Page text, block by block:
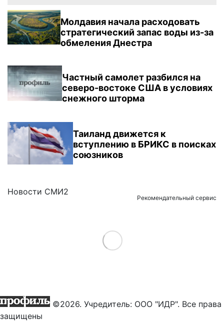
Молдавия начала расходовать
стратегический запас воды из-за
обмеления Днестра
Частный самолет разбился на
северо-востоке США в условиях
снежного шторма
Таиланд движется к
вступлению в БРИКС в поисках
союзников
Новости СМИ2
Рекомендательный сервис
Load More
©2026. Учредитель: ООО "ИДР". Все права
защищены